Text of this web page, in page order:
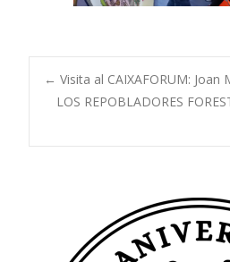
de
entradas
← Visita al CAIXAFORUM: Joan
LOS REPOBLADORES